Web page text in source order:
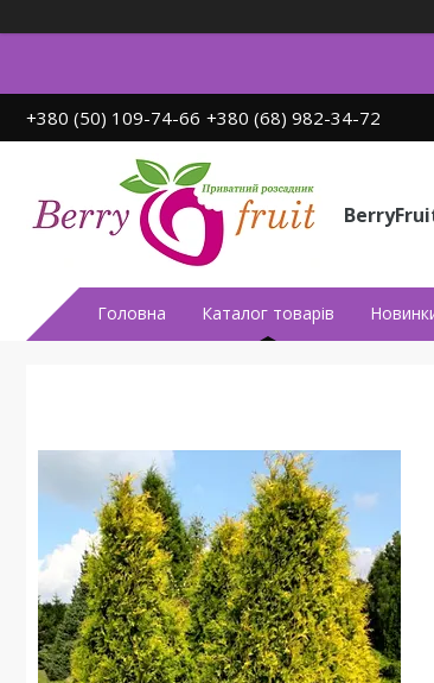
+380 (50) 109-74-66 +380 (68) 982-34-72
Головна Каталог товарів